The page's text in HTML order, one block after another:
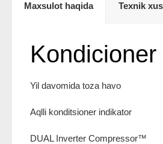
Maxsulot haqida Texnik
Yil davomida toza havo
Aqlli konditsioner indikator
DUAL Inverter Compressor™